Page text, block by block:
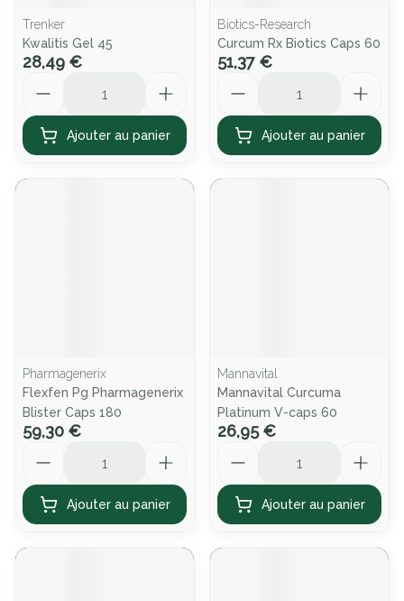
Trenker
Kwalitis Gel 45
28,49 €
Ajouter au panier
Biotics-Research
Curcum Rx Biotics Caps 60
51,37 €
Ajouter au panier
Pharmagenerix
Flexfen Pg Pharmagenerix
Blister Caps 180
59,30 €
Ajouter au panier
Mannavital
Mannavital Curcuma
Platinum V-caps 60
26,95 €
Ajouter au panier